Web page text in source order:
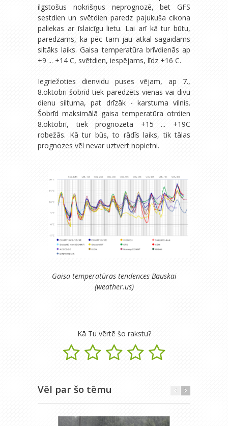
ilgstošus nokrišņus neprognozē, bet GFS
sestdien un svētdien paredz pajukuša cikona
paliekas ar īslaicīgu lietu. Lai arī kā tur būtu,
paredzams, ka pēc tam jau atkal sagaidams
siltāks laiks. Gaisa temperatūra brīvdienās ap
+9 ... +14 C, svētdien, iespējams, līdz +16 C.
Iegriežoties dienvidu puses vējam, ap 7.,
8.oktobri šobrīd tiek paredzēts vienas vai divu
dienu siltuma, pat drīzāk - karstuma vilnis.
Šobrīd maksimālā gaisa temperatūra otrdien
8.oktobrī, tiek prognozēta +15 ... +19C
robežās. Kā tur būs, to rādīs laiks, tik tālas
prognozes vēl nevar uztvert nopietni.
Gaisa temperatūras tendences Bauskai
(weather.us)
Kā Tu vērtē šo rakstu?
Vēl par šo tēmu